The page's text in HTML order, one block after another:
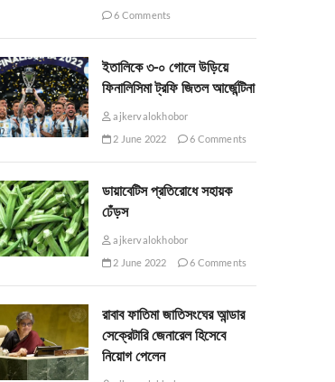
6 Comments
ইতালিকে ৩-০ গোলে উড়িয়ে
ফিনালিসিমা ট্রফি জিতল আর্জেন্টিনা
ajkervalokhobor
2 June 2022
6 Comments
ডায়াবেটিস প্রতিরোধে সহায়ক
ঢেঁড়স
ajkervalokhobor
2 June 2022
6 Comments
রাবাব ফাতিমা জাতিসংঘের আন্ডার
সেক্রেটারি জেনারেল হিসেবে
নিয়োগ পেলেন